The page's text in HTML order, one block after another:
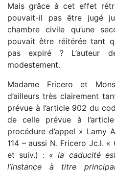
Mais grâce à cet effet
pouvait-il pas être jugé
chambre civile qu’une
pouvait être réitérée tant
pas expiré ? L’auteur
modestement.
Madame Fricero et
d’ailleurs très clairement
prévue à l’article 902 du
de celle prévue à
procédure d’appel » Lamy
114 – aussi N. Fricero Jc.l.
et suiv.) : « la caducité
l’instance à titre